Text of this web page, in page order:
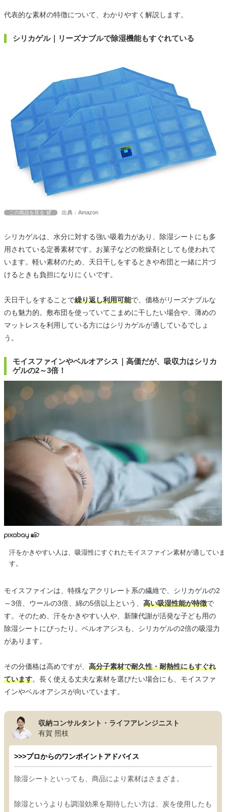
代表的な素材の特徴について、わかりやすく解説します。
シリカゲル｜リーズナブルで除湿機能もすぐれている
この商品を見る 出典：Amazon
シリカゲルは、水分に対する強い吸着力があり、除湿シートにも多
用されている定番素材です。お菓子などの乾燥剤としても使われて
います。軽い素材のため、天日干しをするときや布団と一緒に片づ
けるときも負担になりにくいです。
天日干しをすることで繰り返し利用可能で、価格がリーズナブルな
のも魅力的。敷布団を使っていてこまめに干したい場合や、薄めの
マットレスを利用している方にはシリカゲルが適しているでしょ
う。
モイスファインやベルオアシス｜高価だが、吸収力はシリカ
ゲルの2～3倍！
汗をかきやすい人は、吸湿性にすぐれたモイスファイン素材が適していま
す。
モイスファインは、特殊なアクリレート系の繊維で、シリカゲルの2
～3倍、ウールの3倍、綿の5倍以上という、 高い吸湿性能が特徴で
す。そのため、汗をかきやすい人や、新陳代謝が活発な子ども用の
除湿シートにぴったり。ベルオアシスも、シリカゲルの2倍の吸湿力
があります。
その分価格は高めですが、 高分子素材で耐久性・耐熱性にもすぐれ
ています。長く使える丈夫な素材を選びたい場合にも、モイスファ
インやベルオアシスが向いています。
収納コンサルタント・ライフアレンジニスト
有賀 照枝
>>>プロからのワンポイントアドバイス
除湿シートといっても、商品により素材はさまざま。
除湿というよりも調湿効果を期待したい方は、炭を使用したも